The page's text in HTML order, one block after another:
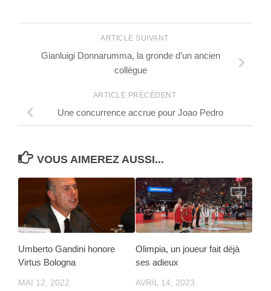
ARTICLE SUIVANT
Gianluigi Donnarumma, la gronde d’un ancien
collègue
ARTICLE PRÉCÉDENT
Une concurrence accrue pour Joao Pedro
VOUS AIMEREZ AUSSI...
Umberto Gandini honore
Virtus Bologna
MAI 12, 2022
Olimpia, un joueur fait déjà
ses adieux
AVRIL 14, 2023